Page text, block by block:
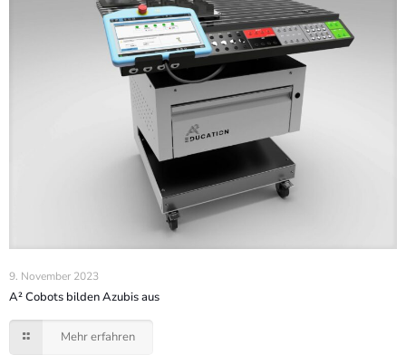
9. November 2023
A² Cobots bilden Azubis aus
Mehr erfahren